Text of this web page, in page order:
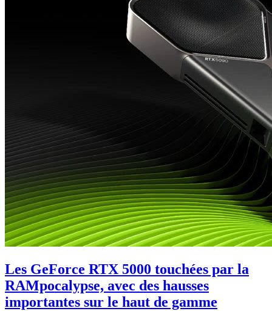
Les GeForce RTX 5000 touchées par la
RAMpocalypse, avec des hausses
importantes sur le haut de gamme